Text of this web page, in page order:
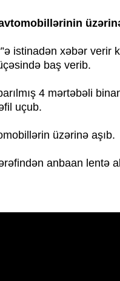
istinadən xəbər verir
baş verib.
4 mərtəbəli
uçub.
üzərinə aşıb.
anbaan lentə